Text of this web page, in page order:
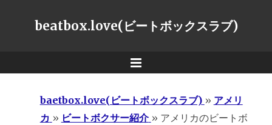
beatbox.love(ビートボックスラブ)
Menu
baetbox.love(ビートボックスラブ) » アメリ
カ » ビートボクサー紹介 » アメリカのビートボ